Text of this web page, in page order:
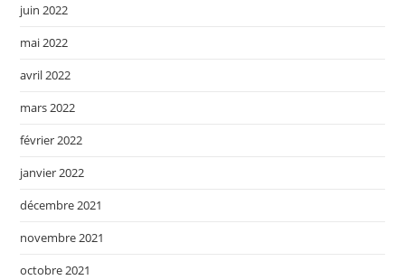
juin 2022
mai 2022
avril 2022
mars 2022
février 2022
janvier 2022
décembre 2021
novembre 2021
octobre 2021